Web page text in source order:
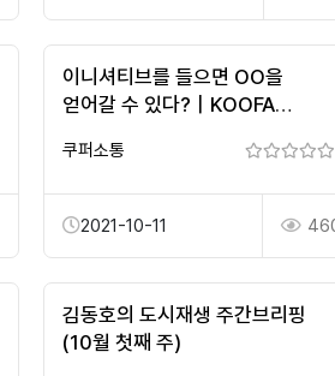
이니셔티브를 들으면 OO을
얻어갈 수 있다?｜KOOFA
쿠퍼소통
2021-10-11
김동호의 도시재생 주간브리핑
(10월 첫째 주)